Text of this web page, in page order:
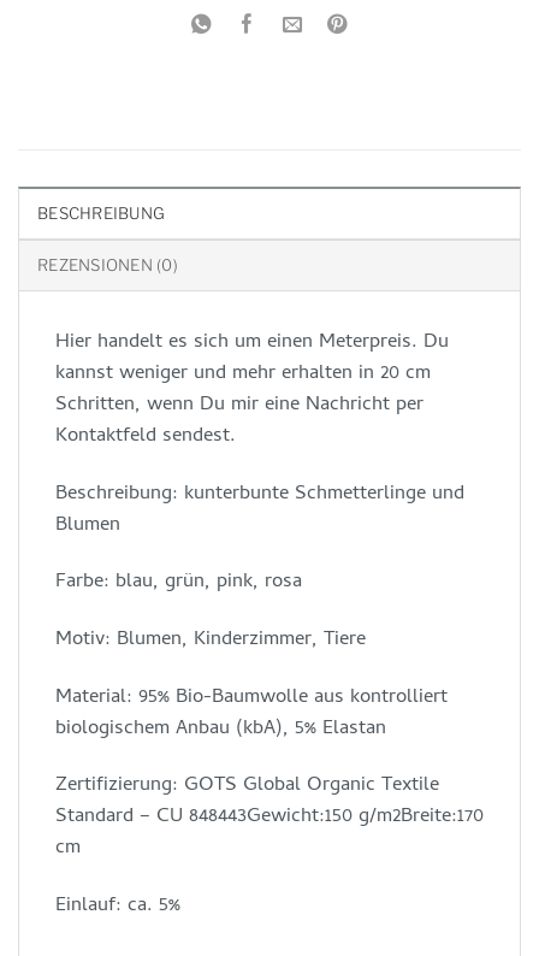
BESCHREIBUNG
REZENSIONEN (0)
Hier handelt es sich um einen Meterpreis. Du
kannst weniger und mehr erhalten in 20 cm
Schritten, wenn Du mir eine Nachricht per
Kontaktfeld sendest.
Beschreibung: kunterbunte Schmetterlinge und
Blumen
Farbe: blau, grün, pink, rosa
Motiv: Blumen, Kinderzimmer, Tiere
Material: 95% Bio-Baumwolle aus kontrolliert
biologischem Anbau (kbA), 5% Elastan
Zertifizierung: GOTS Global Organic Textile
Standard – CU 848443Gewicht:150 g/m2Breite:170
cm
Einlauf: ca. 5%